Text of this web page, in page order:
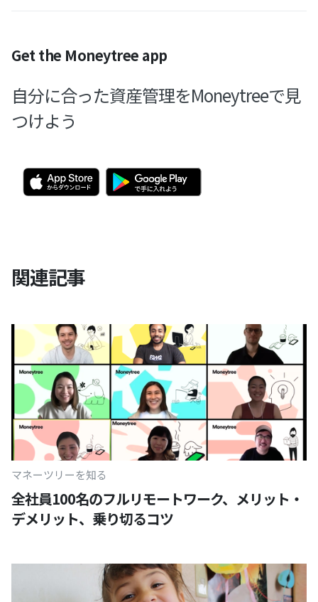
Get the Moneytree app
自分に合った資産管理をMoneytreeで見
つけよう
関連記事
マネーツリーを知る
全社員100名のフルリモートワーク、メリット・
デメリット、乗り切るコツ